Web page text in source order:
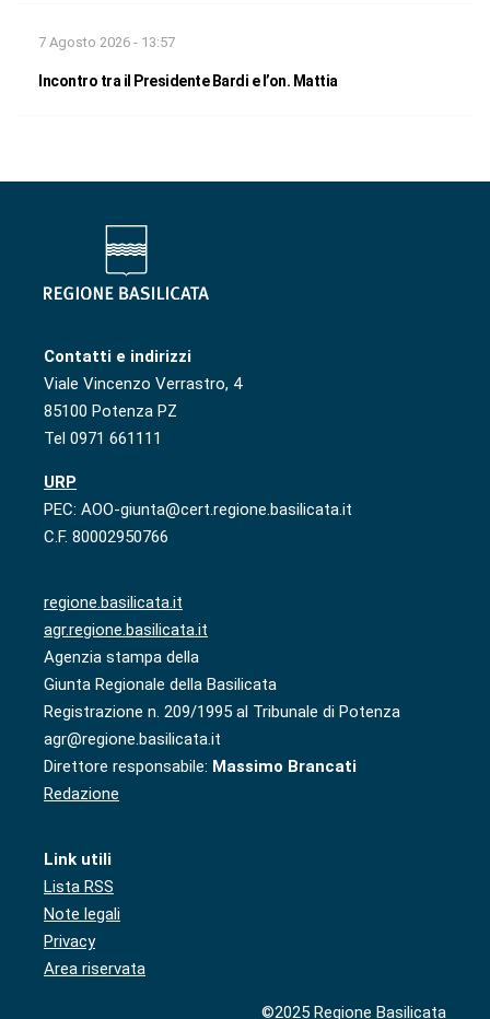
7 Agosto 2026 - 13:57
Incontro tra il Presidente Bardi e l’on. Mattia
Contatti e indirizzi
Viale Vincenzo Verrastro, 4
85100 Potenza PZ
Tel 0971 661111
URP
PEC: AOO-giunta@cert.regione.basilicata.it
C.F. 80002950766
regione.basilicata.it
agr.regione.basilicata.it
Agenzia stampa della
Giunta Regionale della Basilicata
Registrazione n. 209/1995 al Tribunale di Potenza
agr@regione.basilicata.it
Direttore responsabile: Massimo Brancati
Redazione
Link utili
Lista RSS
Note legali
Privacy
Area riservata
©2025 Regione Basilicata